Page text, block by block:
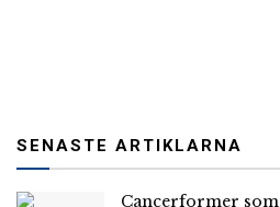
SENASTE ARTIKLARNA
Cancerformer